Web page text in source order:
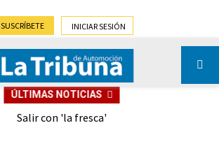
SUSCRÍBETE INICIAR SESIÓN
ÚLTIMAS NOTICIAS
Salir con 'la fresca'